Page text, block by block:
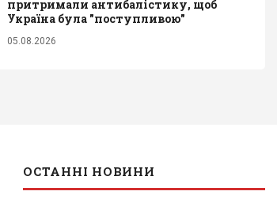
притримали антибалістику, щоб
Україна була "поступливою"
05.08.2026
ОСТАННІ НОВИНИ